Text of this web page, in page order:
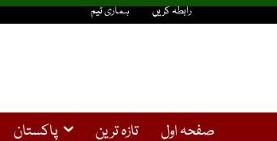
رابطہ کریں ہماری ٹیم
صفحہ اول تازہ ترین پاکستان